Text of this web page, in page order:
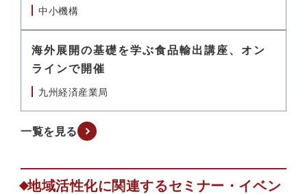
中小機構
海外展開の基礎を学ぶ食品輸出講座、オン
ラインで開催
九州経済産業局
一覧を見る
地域活性化に関連するセミナー・イベン